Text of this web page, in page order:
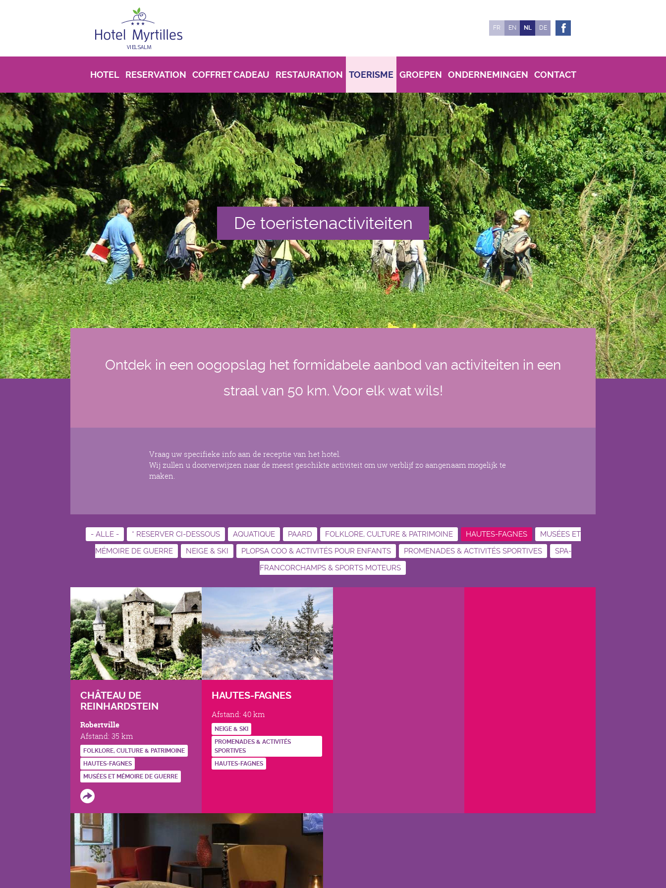
FR EN NL DE
HOTEL RESERVATION COFFRET CADEAU RESTAURATION TOERISME GROEPEN ONDERNEMINGEN CONTACT
De toeristenactiviteiten
Ontdek in een oogopslag het formidabele aanbod van activiteiten in een
straal van 50 km. Voor elk wat wils!
Vraag uw specifieke info aan de receptie van het hotel.
Wij zullen u doorverwijzen naar de meest geschikte activiteit om uw verblijf zo aangenaam mogelijk te
maken.
- ALLE - * RESERVER CI-DESSOUS AQUATIQUE PAARD FOLKLORE, CULTURE & PATRIMOINE HAUTES-FAGNES
MUSÉES ET
MÉMOIRE DE GUERRE
NEIGE & SKI PLOPSA COO & ACTIVITÉS POUR ENFANTS PROMENADES & ACTIVITÉS SPORTIVES
SPA-
FRANCORCHAMPS & SPORTS MOTEURS
CHÂTEAU DE
REINHARDSTEIN
Robertville
Afstand: 35 km
FOLKLORE, CULTURE & PATRIMOINE
HAUTES-FAGNES
MUSÉES ET MÉMOIRE DE GUERRE
HAUTES-FAGNES
Afstand: 40 km
NEIGE & SKI
PROMENADES & ACTIVITÉS
SPORTIVES
HAUTES-FAGNES